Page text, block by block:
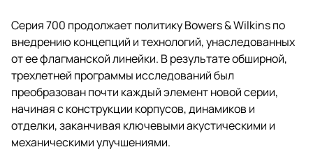
Серия 700 продолжает политику Bowers & Wilkins по
внедрению концепций и технологий, унаследованных
от ее флагманской линейки. В результате обширной,
трехлетней программы исследований был
преобразован почти каждый элемент новой серии,
начиная с конструкции корпусов, динамиков и
отделки, заканчивая ключевыми акустическими и
механическими улучшениями.